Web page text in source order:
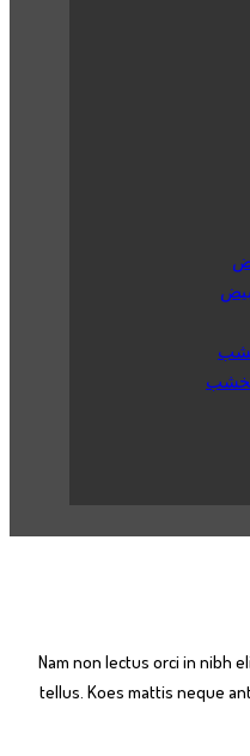
Nam non lectus orci in
tellus. Koes mattis neque